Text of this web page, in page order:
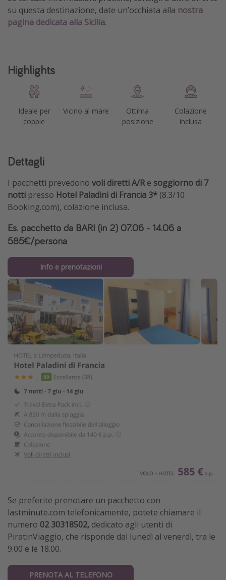
su questa destinazione, date un’occhiata alla nostra
pagina dedicata alla Sicilia.
Highlights
Ideale per
coppie
Vicino al mare
Ottima
posizione
Colazione
inclusa
Dettagli
I pacchetti prevedono voli diretti A/Re soggiorno di 7
notti presso Hotel Paladini di Francia 3* (8.3/10
Booking.com), colazione inclusa.
Es. pacchetto da BARI (in 2) 07.06 - 14.06 a
585€/persona
Info e prenotazioni
Se preferite prenotare un pacchetto con
lastminute.com telefonicamente, potete chiamare il
numero 02 30318502, dedicato agli utenti di
PiratinViaggio, che risponde dal lunedì al venerdì, tra le
9.00 e le 18.00.
PRENOTA AL TELEFONO